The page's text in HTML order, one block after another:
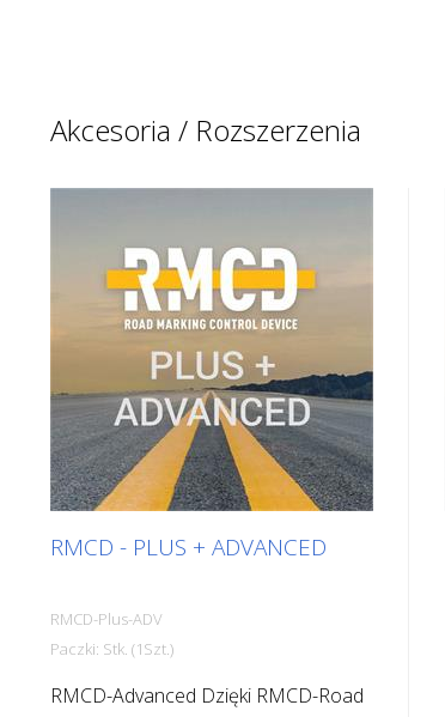
Akcesoria / Rozszerzenia
RMCD - PLUS + ADVANCED
RMCD-Plus-ADV
Paczki: Stk. (1Szt.)
RMCD-Advanced Dzięki RMCD-Road